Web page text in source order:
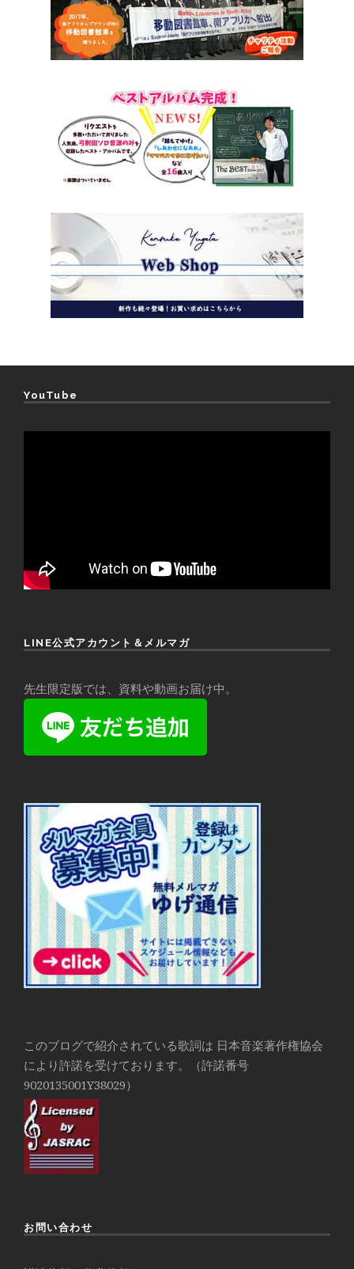
YouTube
LINE公式アカウント＆メルマガ
先生限定版では、資料や動画お届け中。
このブログで紹介されている歌詞は 日本音楽著作権協会
により許諾を受けております。（許諾番号
9020135001Y38029）
お問い合わせ